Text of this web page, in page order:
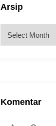
Arsip
Komentar